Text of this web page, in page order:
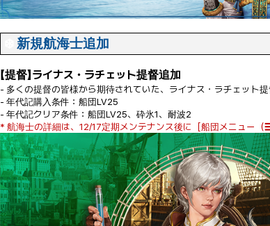
新規航海士追加
【提督】ライナス・ラチェット提督追加
- 多くの提督の皆様から期待されていた、ライナス・ラチェット提
- 年代記購入条件：船団LV25
- 年代記クリア条件：船団LV25、砕氷1、耐波2
* 航海士の詳細は、12/17定期メンテナンス後に［船団メニュー